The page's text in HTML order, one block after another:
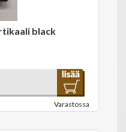
black
Varastossa